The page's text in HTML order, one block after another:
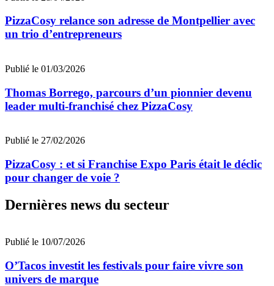
PizzaCosy relance son adresse de Montpellier avec
un trio d’entrepreneurs
Publié le 01/03/2026
Thomas Borrego, parcours d’un pionnier devenu
leader multi-franchisé chez PizzaCosy
Publié le 27/02/2026
PizzaCosy : et si Franchise Expo Paris était le déclic
pour changer de voie ?
Dernières news du secteur
Publié le 10/07/2026
O’Tacos investit les festivals pour faire vivre son
univers de marque